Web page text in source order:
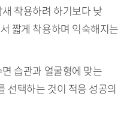
새 착용하려 하기보다 낮
짧게 착용하며 익숙해지는
면 습관과 얼굴형에 맞는
선택하는 것이 적응 성공의